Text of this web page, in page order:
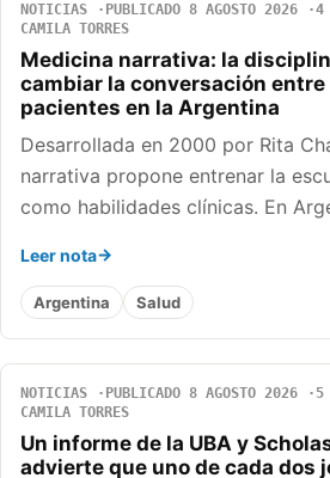
NOTICIAS PUBLICADO 8 AGOSTO 2026
4
CAMILA TORRES
Medicina narrativa: la
cambiar la conversación
pacientes en la Argentina
Desarrollada en 2000 por Rita
narrativa propone entrenar la
como habilidades clínicas. En
Leer nota
Argentina Salud
NOTICIAS PUBLICADO 8 AGOSTO 2026
5
CAMILA TORRES
Un informe de la UBA y
advierte que uno de cada dos